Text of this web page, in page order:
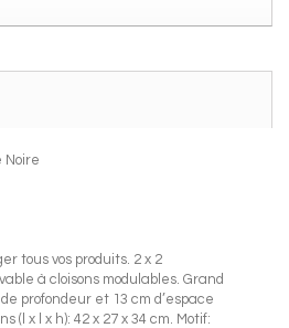
Noire
tous vos produits. 2 x 2
à cloisons modulables. Grand
profondeur et 13 cm d’espace
(l x l x h): 42 x 27 x 34 cm. Motif: